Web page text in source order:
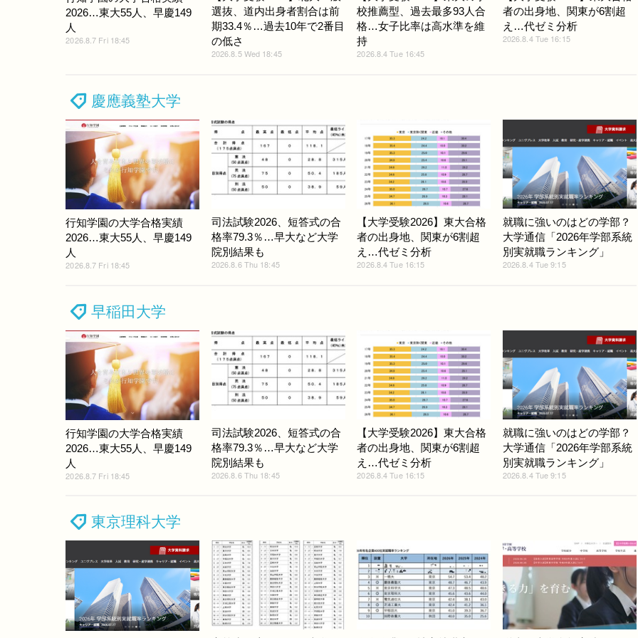
2026…東大55人、早慶149
人
2026.8.7 Fri 18:45
選抜、道内出身者割合は前
期33.4％…過去10年で2番目
の低さ
2026.8.5 Wed 18:45
校推薦型、過去最多93人合
格…女子比率は高水準を維
持
2026.8.4 Tue 16:45
者の出身地、関東が6割超
え…代ゼミ分析
2026.8.4 Tue 16:15
慶應義塾大学
行知学園の大学合格実績
2026…東大55人、早慶149
人
2026.8.7 Fri 18:45
司法試験2026、短答式の合
格率79.3％…早大など大学
院別結果も
2026.8.6 Thu 18:45
【大学受験2026】東大合格
者の出身地、関東が6割超
え…代ゼミ分析
2026.8.4 Tue 16:15
就職に強いのはどの学部？
大学通信「2026年学部系統
別実就職ランキング」
2026.8.4 Tue 9:15
早稲田大学
行知学園の大学合格実績
2026…東大55人、早慶149
人
2026.8.7 Fri 18:45
司法試験2026、短答式の合
格率79.3％…早大など大学
院別結果も
2026.8.6 Thu 18:45
【大学受験2026】東大合格
者の出身地、関東が6割超
え…代ゼミ分析
2026.8.4 Tue 16:15
就職に強いのはどの学部？
大学通信「2026年学部系統
別実就職ランキング」
2026.8.4 Tue 9:15
東京理科大学